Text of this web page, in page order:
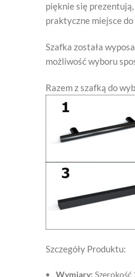
pięknie się
praktyczne miejsce
Szafka została
możliwość wyboru
Razem z szafką do
Szczegóły Produktu:
Wymiary: